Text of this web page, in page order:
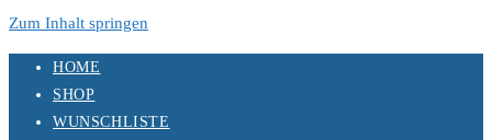
Zum Inhalt springen
HOME
SHOP
WUNSCHLISTE